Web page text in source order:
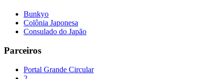
Bunkyo
Colônia Japonesa
Consulado do Japão
Parceiros
Portal Grande Circular